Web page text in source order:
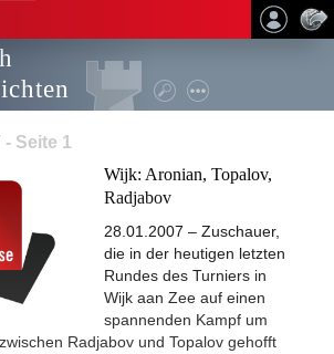
Seite 1
Wijk: Aronian, Topalov,
Radjabov
28.01.2007 – Zuschauer,
die in der heutigen letzten
Rundes des Turniers in
Wijk aan Zee auf einen
spannenden Kampf um
Radjabov und Topalov gehofft